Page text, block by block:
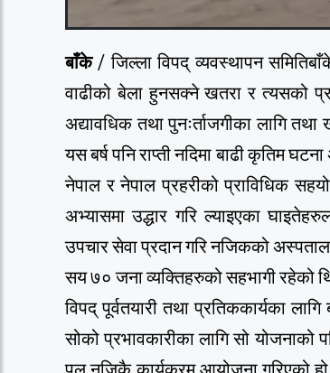
बाँके/ जिल्ला विपद् व्यवस्थापन
वाढीको बेला हुनसक्ने खतरा र त्यसको
अद्यावधिक तथा पुनःर्ताजगीका लागि
यस बर्ष पनि राप्ती नदिमा बाढी कृतिम
नेपाल र नेपाल प्रहरीको प्राविधिक
अभ्यासमा उद्धार गरि ल्याइएका
उपचार सेवा प्रदान गरि नजिकको
सय ७० जना व्यक्तिहरुको सहभागी रहेको
विपद् पूर्वतयारी तथा प्रतिककार्यका
सोको प्रभावकारीका लागि सो योजनाको